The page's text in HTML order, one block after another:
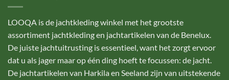
LOOQA is de jachtkleding winkel met het grootste
assortiment jachtkleding en jachtartikelen van de Benelux.
De juiste jachtuitrusting is essentieel, want het zorgt ervoor
dat u als jager maar op één ding hoeft te focussen: de jacht.
De jachtartikelen van Harkila en Seeland zijn van uitstekende